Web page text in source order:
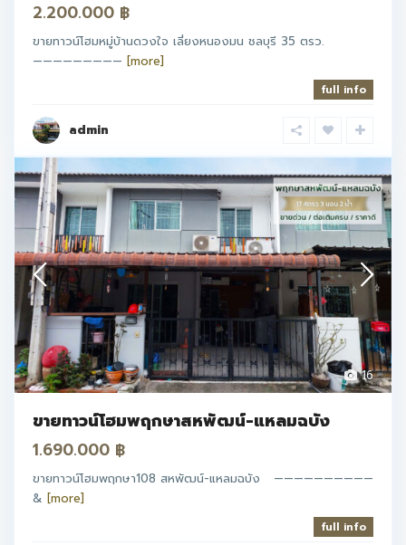
2.200.000 ฿
ขายทาวน์โฮมหมู่บ้านดวงใจ เลี่ยงหนองมน ชลบุรี 35 ตรว.
————————— [more]
full info
admin
16
ขายทาวน์โฮมพฤกษาสหพัฒน์-แหลมฉบัง
1.690.000 ฿
ขายทาวน์โฮมพฤกษา108 สหพัฒน์-แหลมฉบัง ——————————
& [more]
full info